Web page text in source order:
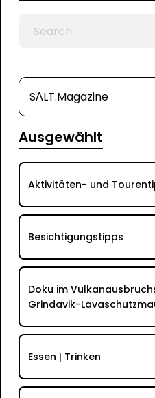
SΛLT.Magazine
Ausgewählt
Aktivitäten- und
Besichtigungstipps
Doku im
Grindavik-
Essen | Trinken